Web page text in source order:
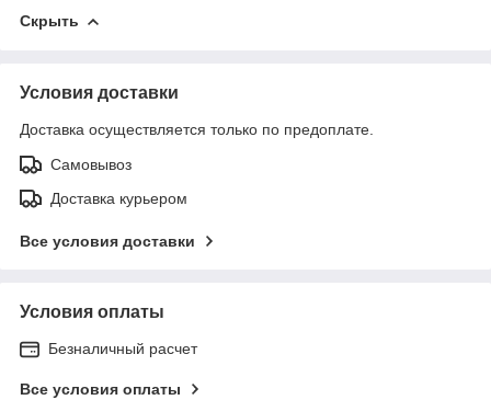
Скрыть
Условия доставки
Доставка осуществляется только по предоплате.
Самовывоз
Доставка курьером
Все условия доставки
Условия оплаты
Безналичный расчет
Все условия оплаты